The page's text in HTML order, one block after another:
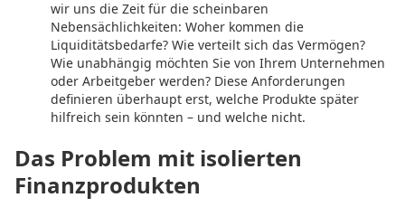
wir uns die Zeit für die scheinbaren
Nebensächlichkeiten: Woher kommen die
Liquiditätsbedarfe? Wie verteilt sich das Vermögen?
Wie unabhängig möchten Sie von Ihrem Unternehmen
oder Arbeitgeber werden? Diese Anforderungen
definieren überhaupt erst, welche Produkte später
hilfreich sein könnten – und welche nicht.
Das Problem mit isolierten
Finanzprodukten